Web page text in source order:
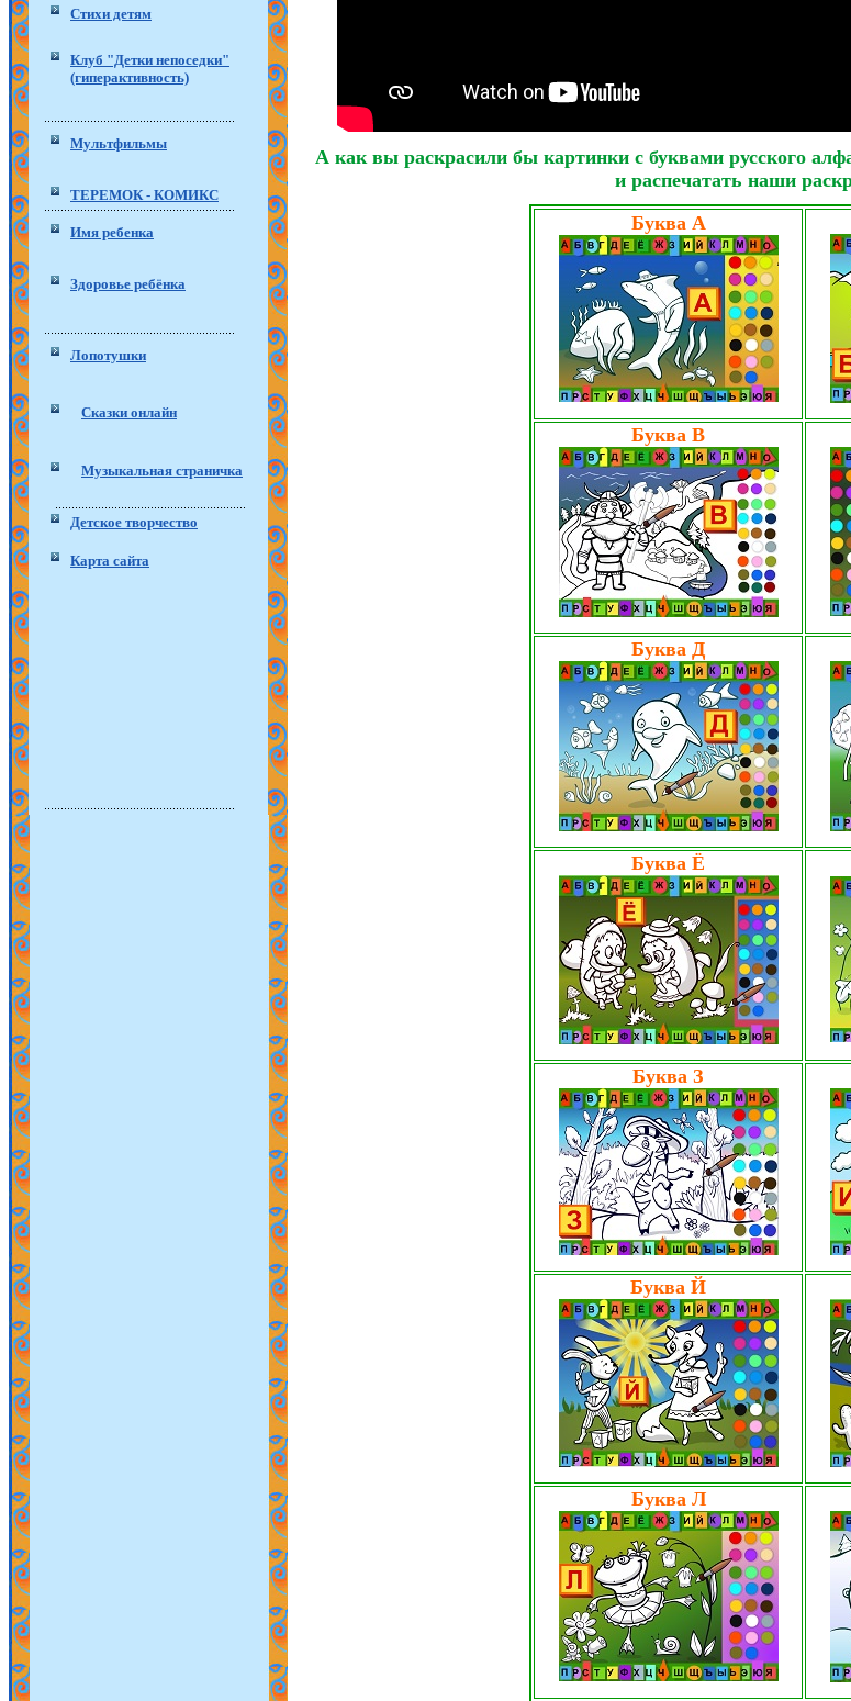
Стихи детям
Клуб "Детки непоседки"
(гиперактивность)
Мультфильмы
ТЕРЕМОК - КОМИКС
Имя ребенка
Здоровье ребёнка
Лопотушки
Сказки онлайн
Музыкальная страничка
Детское творчество
Карта сайта
А как вы раскрасили бы картинки с буквами русского
и распечатать наши
Буква А
Буква В
Буква Д
Буква Ё
Буква З
Буква Й
Буква Л